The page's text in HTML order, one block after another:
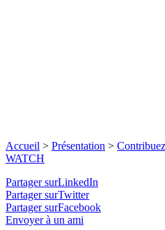
Accueil > Présentation >
WATCH
Partager surLinkedIn
Partager surTwitter
Partager surFacebook
Envoyer à un ami